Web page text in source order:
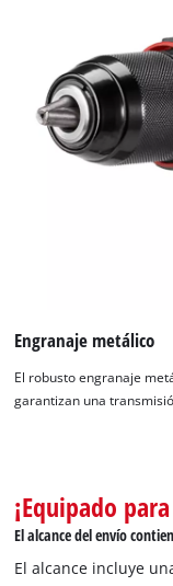
Engranaje metálico
El robusto engranaje
garantizan una
¡Equipado
El alcance del envío
El alcance incluye